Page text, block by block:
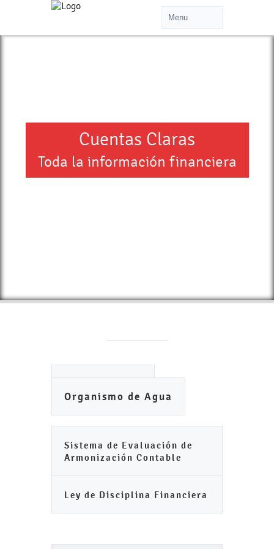
Cuentas Claras
Toda la información financiera
Organismo de Agua
Sistema de Evaluación de
Armonización Contable
Ley de Disciplina Financiera